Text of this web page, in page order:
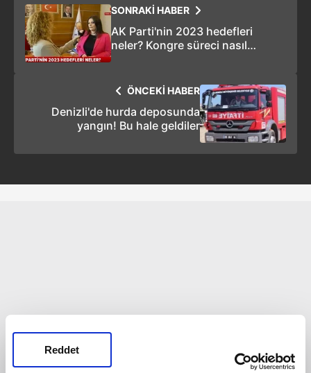
Reddet
SONRAKİ HABER
AK Parti'nin 2023 hedefleri
neler? Kongre süreci nasıl
ÖNCEKİ HABER
Denizli'de hurda deposunda
yangın! Bu hale geldiler